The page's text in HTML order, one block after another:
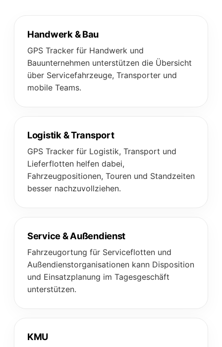
Handwerk & Bau
GPS Tracker für Handwerk und
Bauunternehmen unterstützen die Übersicht
über Servicefahrzeuge, Transporter und
mobile Teams.
Logistik & Transport
GPS Tracker für Logistik, Transport und
Lieferflotten helfen dabei,
Fahrzeugpositionen, Touren und Standzeiten
besser nachzuvollziehen.
Service & Außendienst
Fahrzeugortung für Serviceflotten und
Außendienstorganisationen kann Disposition
und Einsatzplanung im Tagesgeschäft
unterstützen.
KMU